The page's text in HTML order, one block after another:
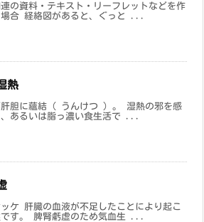
の資料・テキスト・リーフレットなどを作
場合 経絡図があると、ぐっと ...
熱
肝胆に蘊結（ うんけつ ）。 湿熱の邪を感
、あるいは脂っ濃い食生活で ...
ケ 肝臓の血液が不足したことにより起こ
です。 脾腎虧虚のため気血生 ...